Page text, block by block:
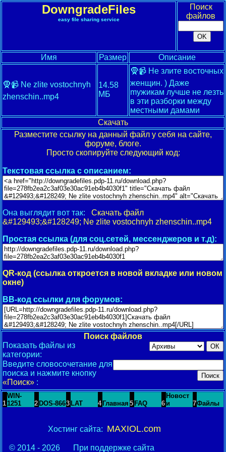
DowngradeFiles
easy file sharing service
Поиск
файлов
Имя Размер Описание
🧕📹 Ne zlite vostochnyh
zhenschin..mp4
14.58
МБ
🧕📹 Не злите восточных
женщин. ) Даже
mужикам лучше не лезть
в эти разборки между
местными дамами
Скачать
Разместите ссылку на данный файл у себя на сайте,
форуме, блоге.
Просто скопируйте следующий код:
Текстовая ссылка с описанием:
Она выглядит вот так: Скачать файл
&#129493;&#128249; Ne zlite vostochnyh zhenschin..mp4
Простая ссылка (для соц.сетей, мессенджеров и т.д):
QR-код (ссылка откроется в новой вкладке или новом
окне)
BB-код ссылки для форумов:
Поиск файлов
Показать файлы из
категории:
Введите словосочетание для
поиска и нажмите кнопку
«Поиск» :
1
WIN-
1251
2 DOS-8663 LAT 4 Главная 5 FAQ 6
Новост
и
7Файлы
Хостинг сайта: MAXIOL.com
© 2014 - 2026 При поддержке сайта